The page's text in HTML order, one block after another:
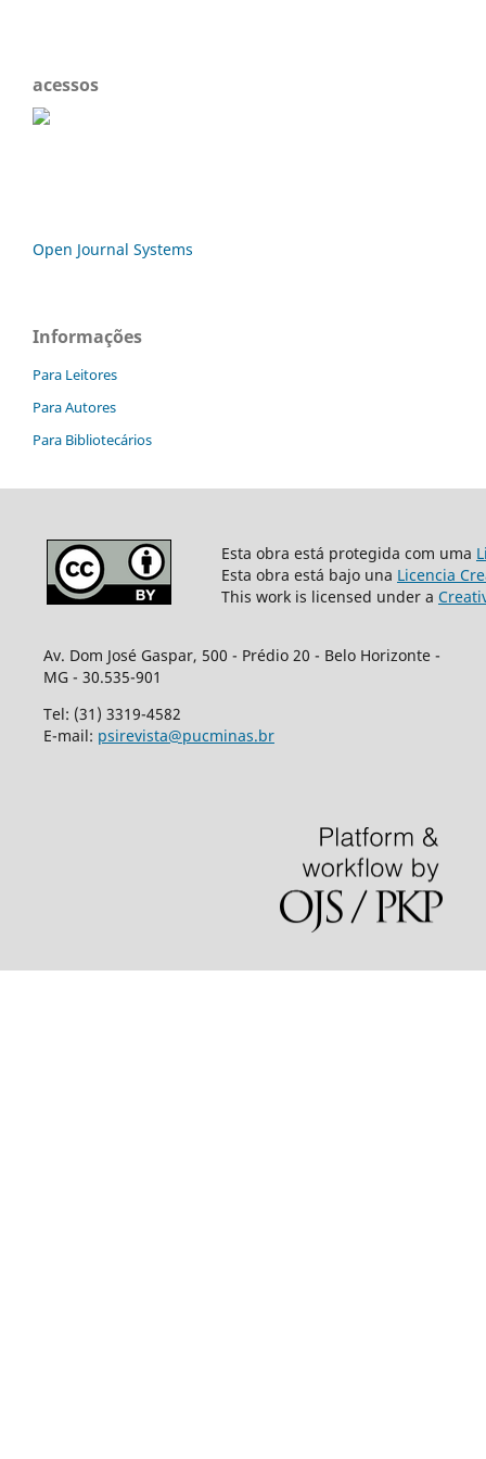
acessos
Open Journal Systems
Informações
Para Leitores
Para Autores
Para Bibliotecários
Esta obra está protegida com uma
Esta obra está bajo una Licencia
This work is licensed under a
Av. Dom José Gaspar, 500 - Prédio 20 - Belo Horizonte -
MG - 30.535-901
Tel: (31) 3319-4582
E-mail: psirevista@pucminas.br